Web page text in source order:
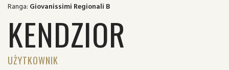
Ranga: Giovanissimi Regionali B
KENDZIOR
UŻYTKOWNIK